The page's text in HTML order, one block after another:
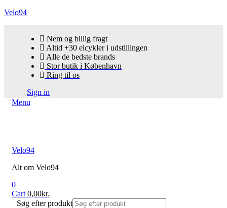
Velo94
Nem og billig fragt
Altid +30 elcykler i udstillingen
Alle de bedste brands
Stor butik i København
Ring til os
Sign in
Menu
Velo94
Alt om Velo94
0
Cart 0,00kr.
Søg efter produkt